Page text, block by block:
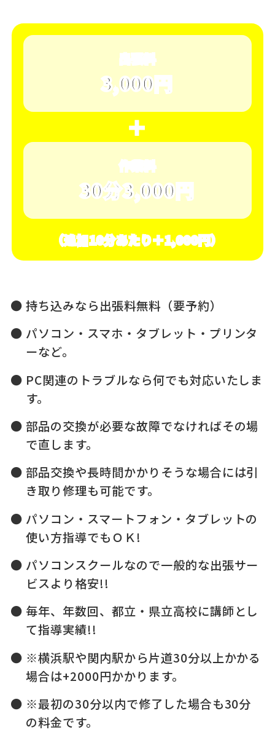
出張料
3,000円
＋
作業料
30分3,000円
（追加10分あたり＋1,000円）
持ち込みなら出張料無料（要予約）
パソコン・スマホ・タブレット・プリンタ
ーなど。
PC関連のトラブルなら何でも対応いたしま
す。
部品の交換が必要な故障でなければその場
で直します。
部品交換や長時間かかりそうな場合には引
き取り修理も可能です。
パソコン・スマートフォン・タブレットの
使い方指導でもＯＫ!
パソコンスクールなので一般的な出張サー
ビスより格安!!
毎年、年数回、都立・県立高校に講師とし
て指導実績!!
※横浜駅や関内駅から片道30分以上かかる
場合は+2000円かかります。
※最初の30分以内で修了した場合も30分
の料金です。